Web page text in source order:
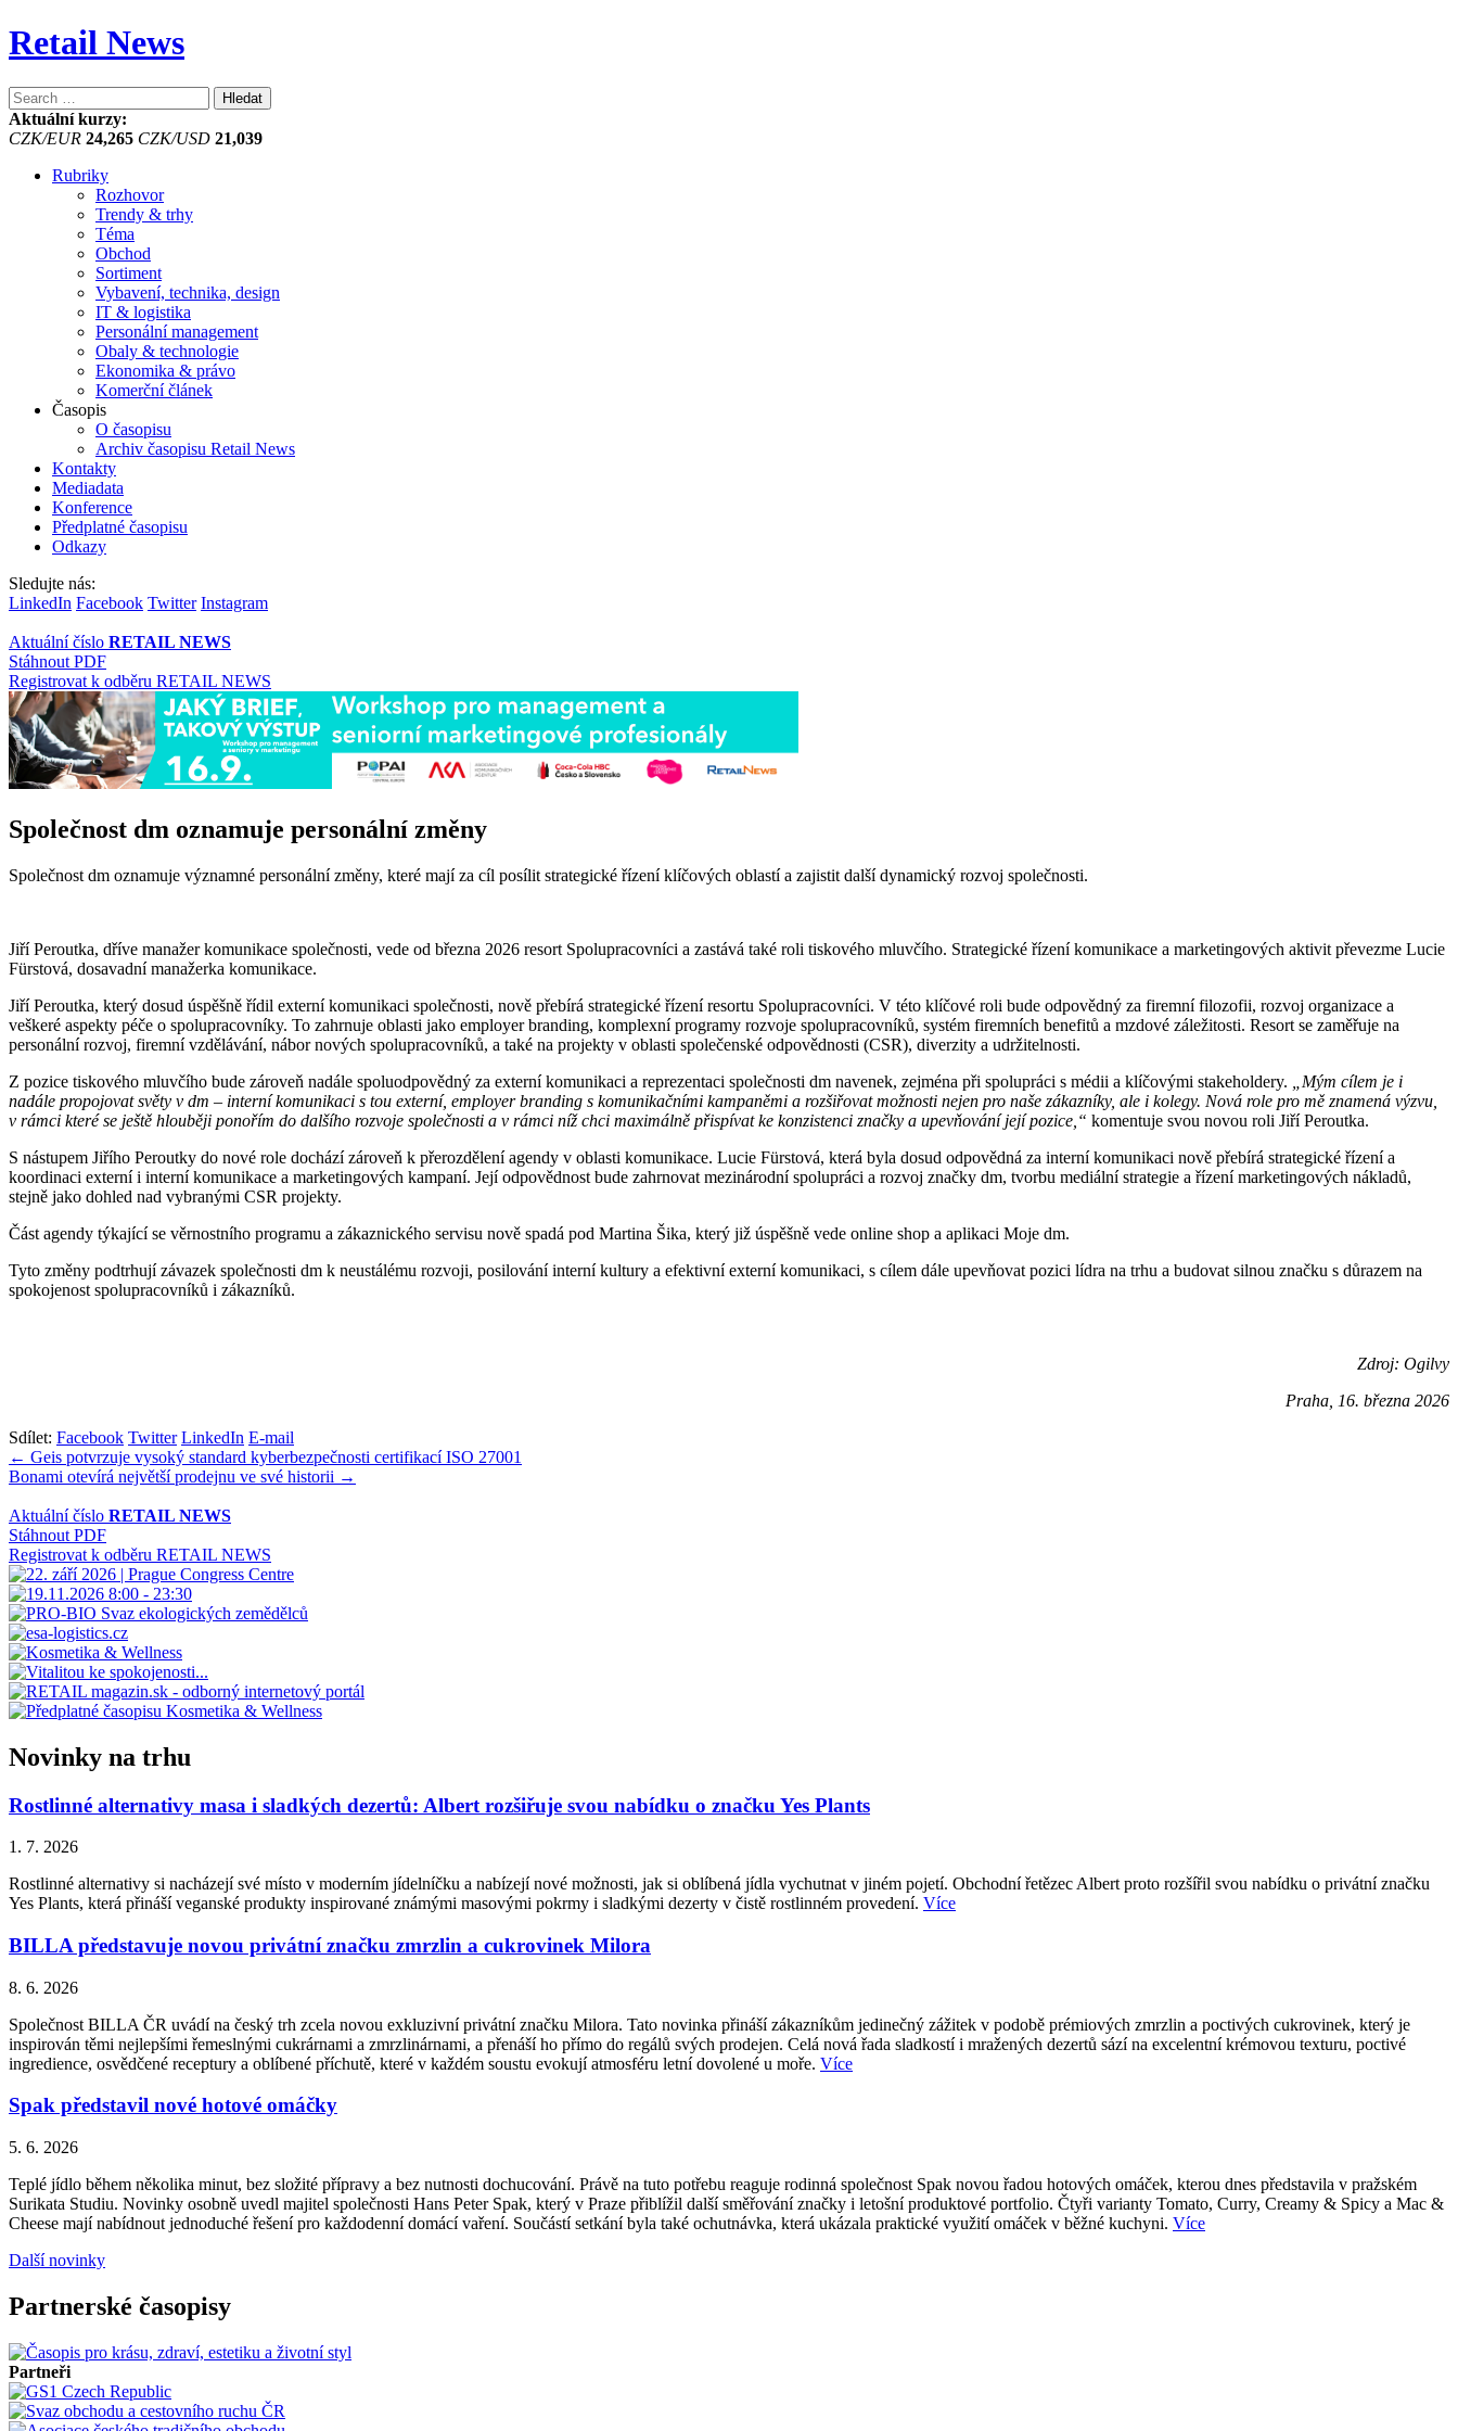
Retail News
Vyhledávání
Aktuální kurzy:
CZK/EUR 24,265 CZK/USD 21,039
Rubriky
Rozhovor
Trendy & trhy
Téma
Obchod
Sortiment
Vybavení, technika, design
IT & logistika
Personální management
Obaly & technologie
Ekonomika & právo
Komerční článek
Časopis
O časopisu
Archiv časopisu Retail News
Kontakty
Mediadata
Konference
Předplatné časopisu
Odkazy
Sledujte nás:
LinkedIn Facebook Twitter Instagram
Aktuální číslo RETAIL NEWS
Stáhnout PDF
Registrovat k odběru RETAIL NEWS
Společnost dm oznamuje personální změny
Společnost dm oznamuje významné personální změny, které mají za cíl posílit strategické řízení klíčových oblastí a zajistit další dynamický rozvoj společnosti.
Jiří Peroutka, dříve manažer komunikace společnosti, vede od března 2026 resort Spolupracovníci a zastává také roli tiskového mluvčího. Strategické řízení komunikace a marketingových aktivit převezme Lucie
Fürstová, dosavadní manažerka komunikace.
Jiří Peroutka, který dosud úspěšně řídil externí komunikaci společnosti, nově přebírá strategické řízení resortu Spolupracovníci. V této klíčové roli bude odpovědný za firemní filozofii, rozvoj organizace a
veškeré aspekty péče o spolupracovníky. To zahrnuje oblasti jako employer branding, komplexní programy rozvoje spolupracovníků, systém firemních benefitů a mzdové záležitosti. Resort se zaměřuje na
personální rozvoj, firemní vzdělávání, nábor nových spolupracovníků, a také na projekty v oblasti společenské odpovědnosti (CSR), diverzity a udržitelnosti.
Z pozice tiskového mluvčího bude zároveň nadále spoluodpovědný za externí komunikaci a reprezentaci společnosti dm navenek, zejména při spolupráci s médii a klíčovými stakeholdery.
„Mým cílem je i
nadále propojovat světy v dm – interní komunikaci s tou externí, employer branding s komunikačními kampaněmi a rozšiřovat možnosti nejen pro naše zákazníky, ale i kolegy. Nová role pro mě znamená výzvu,
v rámci které se ještě hlouběji ponořím do dalšího rozvoje společnosti a v rámci níž chci maximálně přispívat ke konzistenci značky a upevňování její pozice,“ komentuje svou novou roli Jiří Peroutka.
S nástupem Jiřího Peroutky do nové role dochází zároveň k přerozdělení agendy v oblasti komunikace. Lucie Fürstová, která byla dosud odpovědná za interní komunikaci nově přebírá strategické řízení a
koordinaci externí i interní komunikace a marketingových kampaní. Její odpovědnost bude zahrnovat mezinárodní spolupráci a rozvoj značky dm, tvorbu mediální strategie a řízení marketingových nákladů,
stejně jako dohled nad vybranými CSR projekty.
Část agendy týkající se věrnostního programu a zákaznického servisu nově spadá pod Martina Šika, který již úspěšně vede online shop a aplikaci Moje dm.
Tyto změny podtrhují závazek společnosti dm k neustálému rozvoji, posilování interní kultury a efektivní externí komunikaci, s cílem dále upevňovat pozici lídra na trhu a budovat silnou značku s důrazem na
spokojenost spolupracovníků i zákazníků.
Zdroj: Ogilvy
Praha, 16. března 2026
Sdílet: Facebook Twitter LinkedIn E-mail
Navigace
pro
příspěvek
← Geis potvrzuje vysoký standard kyberbezpečnosti certifikací ISO 27001
Bonami otevírá největší prodejnu ve své historii →
Aktuální číslo RETAIL NEWS
Stáhnout PDF
Registrovat k odběru RETAIL NEWS
Novinky na trhu
Rostlinné alternativy masa i sladkých dezertů: Albert rozšiřuje svou nabídku o značku Yes Plants
1. 7. 2026
Rostlinné alternativy si nacházejí své místo v moderním jídelníčku a nabízejí nové možnosti, jak si oblíbená jídla vychutnat v jiném pojetí. Obchodní řetězec Albert proto rozšířil svou nabídku o privátní značku
Yes Plants, která přináší veganské produkty inspirované známými masovými pokrmy i sladkými dezerty v čistě rostlinném provedení. Více
BILLA představuje novou privátní značku zmrzlin a cukrovinek Milora
8. 6. 2026
Společnost BILLA ČR uvádí na český trh zcela novou exkluzivní privátní značku Milora. Tato novinka přináší zákazníkům jedinečný zážitek v podobě prémiových zmrzlin a poctivých cukrovinek, který je
inspirován těmi nejlepšími řemeslnými cukrárnami a zmrzlinárnami, a přenáší ho přímo do regálů svých prodejen. Celá nová řada sladkostí i mražených dezertů sází na excelentní krémovou texturu, poctivé
ingredience, osvědčené receptury a oblíbené příchutě, které v každém soustu evokují atmosféru letní dovolené u moře. Více
Spak představil nové hotové omáčky
5. 6. 2026
Teplé jídlo během několika minut, bez složité přípravy a bez nutnosti dochucování. Právě na tuto potřebu reaguje rodinná společnost Spak novou řadou hotových omáček, kterou dnes představila v pražském
Surikata Studiu. Novinky osobně uvedl majitel společnosti Hans Peter Spak, který v Praze přiblížil další směřování značky i letošní produktové portfolio. Čtyři varianty Tomato, Curry, Creamy & Spicy a Mac &
Cheese mají nabídnout jednoduché řešení pro každodenní domácí vaření. Součástí setkání byla také ochutnávka, která ukázala praktické využití omáček v běžné kuchyni. Více
Další novinky
Partnerské časopisy
Partneři